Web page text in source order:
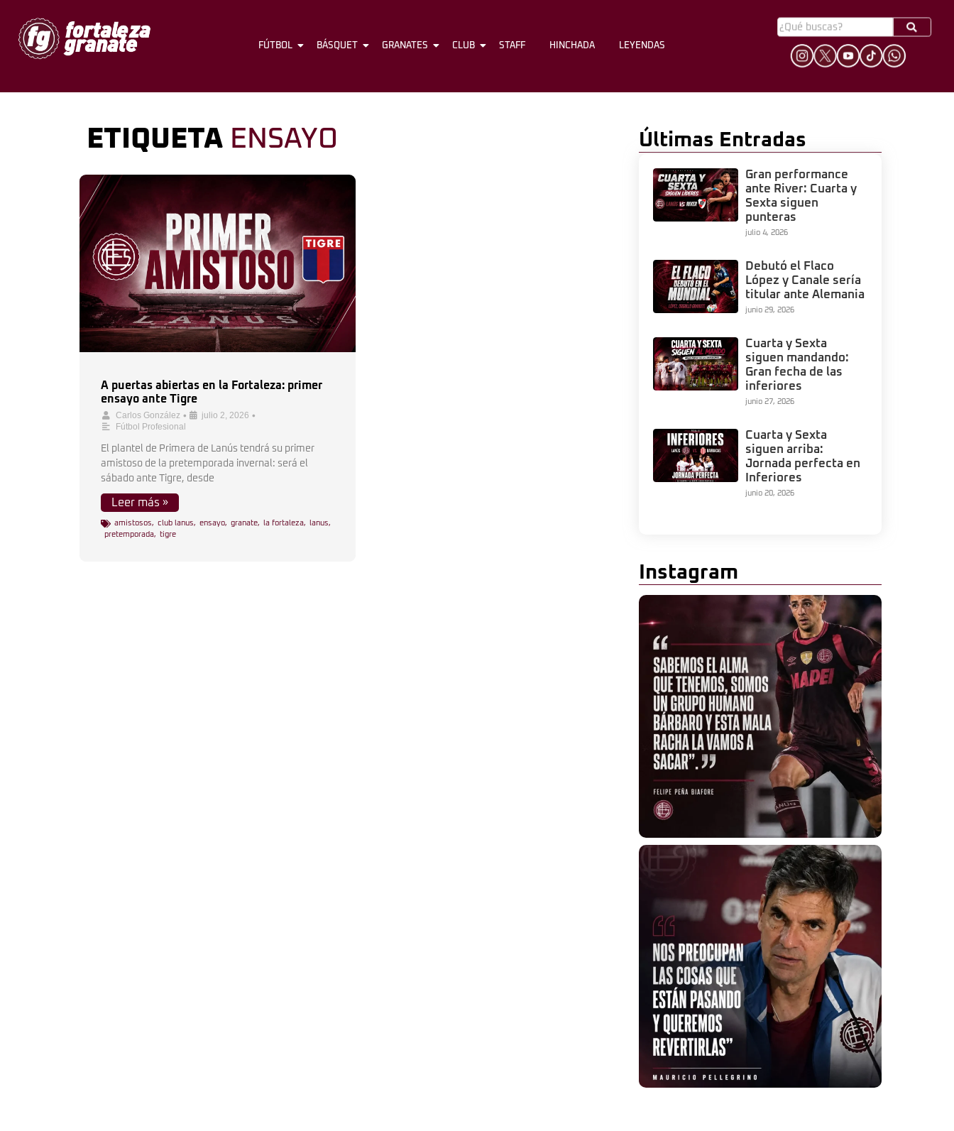
FÚTBOL BÁSQUET GRANATES CLUB STAFF HINCHADA
FÚTBOL BÁSQUET GRANATES CLUB STAFF HINCHADA LEYENDAS
ETIQUETA ENSAYO
A puertas abiertas en la Fortaleza: primer
ensayo ante Tigre
Carlos González • julio 2, 2026 •
Fútbol Profesional
El plantel de Primera de Lanús tendrá su primer
amistoso de la pretemporada invernal: será el
sábado ante Tigre, desde
Leer más »
amistosos, club lanus, ensayo, granate, la fortaleza, lanus,
pretemporada, tigre
Últimas Entradas
Gran performance
ante River: Cuarta y
Sexta siguen
punteras
julio 4, 2026
Debutó el Flaco
López y Canale sería
titular ante Alemania
junio 29, 2026
Cuarta y Sexta
siguen mandando:
Gran fecha de las
inferiores
junio 27, 2026
Cuarta y Sexta
siguen arriba:
Jornada perfecta en
Inferiores
junio 20, 2026
Instagram